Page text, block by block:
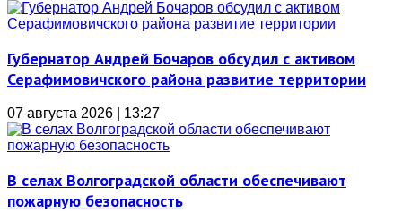
Губернатор Андрей Бочаров обсудил с активом
Серафимовичского района развитие территории
07 августа 2026 | 13:27
В селах Волгоградской области обеспечивают
пожарную безопасность